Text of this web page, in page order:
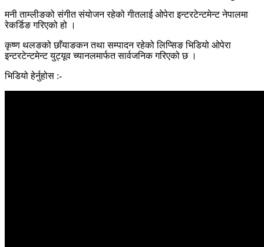
मनी ताम्लीङको संगीत संयोजन रहेको गीतलाई ओपेरा इन्टरटेन्टमेन्ट नेपालमा
रेकर्डिङ गरिएको हो ।
कृष्ण थलङको छाँयाङकन तथा सम्पादन रहेको लिप्सिङ भिडियो ओपेरा
इन्टरटेन्टमेन्ट युट्यूव च्यानलमार्फत सार्वजनिक गरिएको छ ।
भिडियो हेर्नुहोस :-